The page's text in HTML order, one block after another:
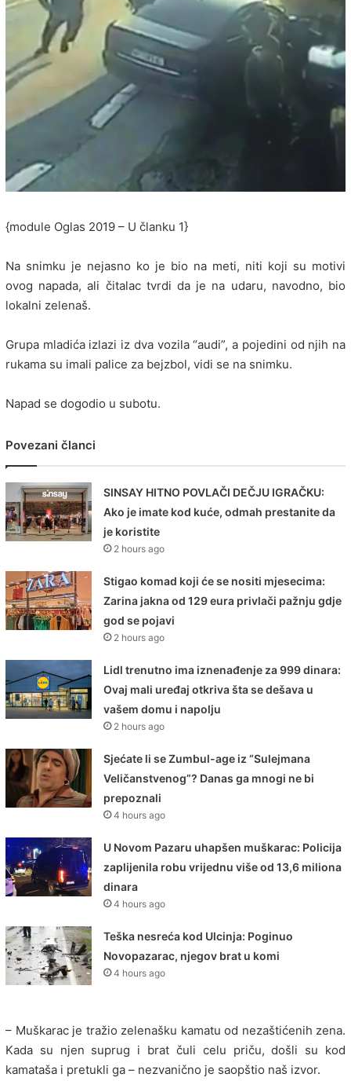
{module Oglas 2019 – U članku 1}
Na snimku je nejasno ko je bio na meti, niti koji su motivi
ovog napada, ali čitalac tvrdi da je na udaru, navodno, bio
lokalni zelenaš.
Grupa mladića izlazi iz dva vozila “audi”, a pojedini od njih na
rukama su imali palice za bejzbol, vidi se na snimku.
Napad se dogodio u subotu.
Povezani članci
SINSAY HITNO POVLAČI DEČJU IGRAČKU:
Ako je imate kod kuće, odmah prestanite da
je koristite
2 hours ago
Stigao komad koji će se nositi mjesecima:
Zarina jakna od 129 eura privlači pažnju gdje
god se pojavi
2 hours ago
Lidl trenutno ima iznenađenje za 999 dinara:
Ovaj mali uređaj otkriva šta se dešava u
vašem domu i napolju
2 hours ago
Sjećate li se Zumbul-age iz “Sulejmana
Veličanstvenog”? Danas ga mnogi ne bi
prepoznali
4 hours ago
U Novom Pazaru uhapšen muškarac: Policija
zaplijenila robu vrijednu više od 13,6 miliona
dinara
4 hours ago
Teška nesreća kod Ulcinja: Poginuo
Novopazarac, njegov brat u komi
4 hours ago
– Muškarac je tražio zelenašku kamatu od nezaštićenih zena.
Kada su njen suprug i brat čuli celu priču, došli su kod
kamataša i pretukli ga – nezvanično je saopštio naš izvor.